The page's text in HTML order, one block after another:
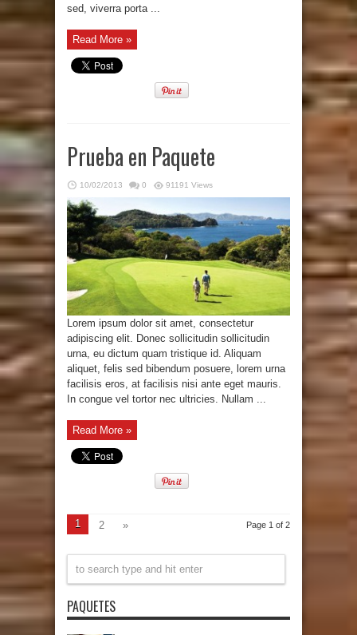
sed, viverra porta ...
Read More »
Prueba en Paquete
10/02/2013 0 91191 Views
Lorem ipsum dolor sit amet, consectetur
adipiscing elit. Donec sollicitudin sollicitudin
urna, eu dictum quam tristique id. Aliquam
aliquet, felis sed bibendum posuere, lorem urna
facilisis eros, at facilisis nisi ante eget mauris.
In congue vel tortor nec ultricies. Nullam ...
Read More »
Page 1 of 2
1 2 »
PAQUETES